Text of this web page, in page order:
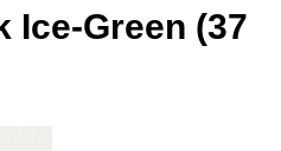
Ice-Green (37